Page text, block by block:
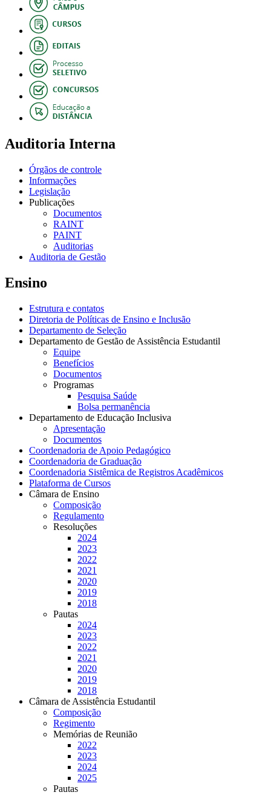
Auditoria Interna
Órgãos de controle
Informações
Legislação
Publicações
Documentos
RAINT
PAINT
Auditorias
Auditoria de Gestão
Ensino
Estrutura e contatos
Diretoria de Políticas de Ensino e Inclusão
Departamento de Seleção
Departamento de Gestão de Assistência Estudantil
Equipe
Benefícios
Documentos
Programas
Pesquisa Saúde
Bolsa permanência
Departamento de Educação Inclusiva
Apresentação
Documentos
Coordenadoria de Apoio Pedagógico
Coordenadoria de Graduação
Coordenadoria Sistêmica de Registros Acadêmicos
Plataforma de Cursos
Câmara de Ensino
Composição
Regulamento
Resoluções
2024
2023
2022
2021
2020
2019
2018
Pautas
2024
2023
2022
2021
2020
2019
2018
Câmara de Assistência Estudantil
Composição
Regimento
Memórias de Reunião
2022
2023
2024
2025
Pautas